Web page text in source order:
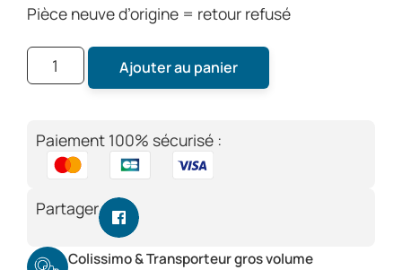
Pièce neuve d’origine = retour refusé
Ajouter au panier
Paiement 100% sécurisé :
Partager
Colissimo & Transporteur gros volume